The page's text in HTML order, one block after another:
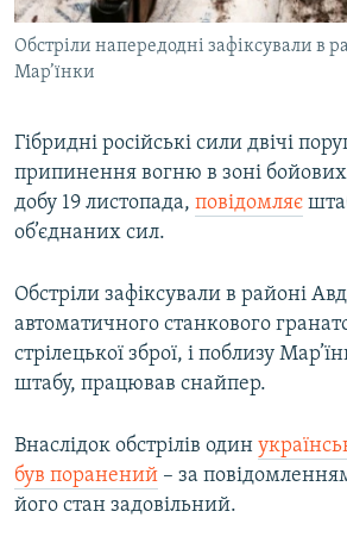
ПОДКАСТИ
КРИМ РЕАЛІЇ
УКР
КТАТ
Обстріли напередодні зафіксували в
Мар’їнки
Гібридні російські сили двічі
припинення вогню в зоні бойових
добу 19 листопада, повідомляє
об’єднаних сил.
Обстріли зафіксували в районі
автоматичного станкового
стрілецької зброї, і поблизу
штабу, працював снайпер.
Внаслідок обстрілів один
був поранений – за
його стан задовільний.